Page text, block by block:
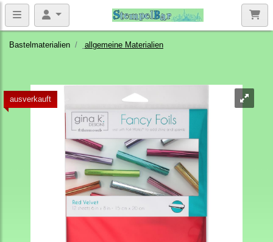
Bastelmaterialien allgemeine Materialien
ausverkauft